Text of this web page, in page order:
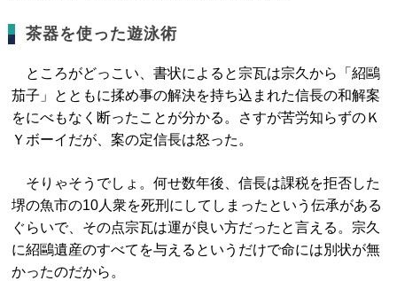
茶器を使った遊泳術
ところがどっこい、書状によると宗瓦は宗久から「紹鷗
茄子」とともに揉め事の解決を持ち込まれた信長の和解案
をにべもなく断ったことが分かる。さすが苦労知らずのＫ
Ｙボーイだが、案の定信長は怒った。
そりゃそうでしょ。何せ数年後、信長は課税を拒否した
堺の魚市の10人衆を死刑にしてしまったという伝承がある
ぐらいで、その点宗瓦は運が良い方だったと言える。宗久
に紹鷗遺産のすべてを与えるというだけで命には別状が無
かったのだから。